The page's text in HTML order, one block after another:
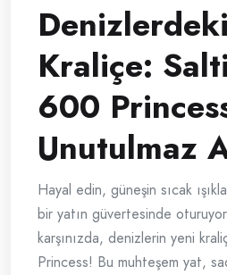
Kraliçe:
600
Unutulmaz
Hayal edin, güneşin sıcak
bir yatın güvertesinde
karşınızda, denizlerin yeni
Princess! Bu muhteşem yat,